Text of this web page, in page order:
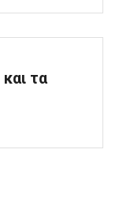
και τα